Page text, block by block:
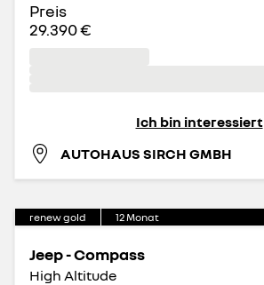
Preis
29.390 €
Ich bin interessiert
AUTOHAUS SIRCH GMBH
renew gold 12Monat
Jeep - Compass
High Altitude